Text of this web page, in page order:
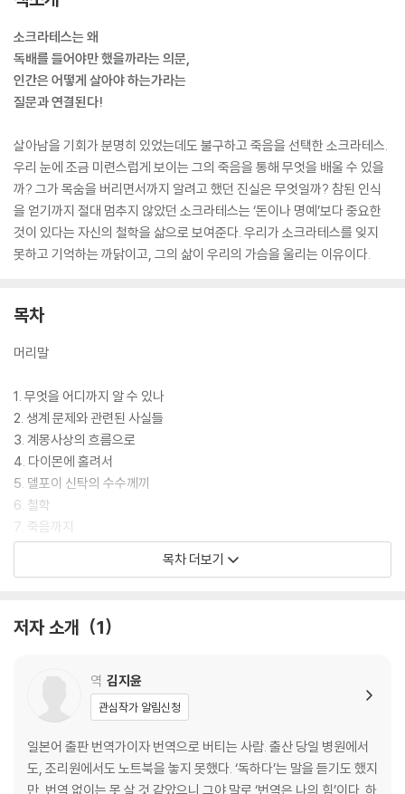
소크라테스는 왜
독배를 들어야만 했을까라는 의문,
인간은 어떻게 살아야 하는가라는
질문과 연결된다!
살아남을 기회가 분명히 있었는데도 불구하고 죽음을 선택한 소크라테스.
우리 눈에 조금 미련스럽게 보이는 그의 죽음을 통해 무엇을 배울 수 있을
까? 그가 목숨을 버리면서까지 알려고 했던 진실은 무엇일까? 참된 인식
을 얻기까지 절대 멈추지 않았던 소크라테스는 ‘돈이나 명예’보다 중요한
것이 있다는 자신의 철학을 삶으로 보여준다. 우리가 소크라테스를 잊지
못하고 기억하는 까닭이고, 그의 삶이 우리의 가슴을 울리는 이유이다.
목차
머리말
1. 무엇을 어디까지 알 수 있나
2. 생계 문제와 관련된 사실들
3. 계몽사상의 흐름으로
4. 다이몬에 홀려서
5. 델포이 신탁의 수수께끼
6. 철학
7. 죽음까지
목차 더보기
저자 소개 1
역 김지윤
관심작가 알림신청
일본어 출판 번역가이자 번역으로 버티는 사람. 출산 당일 병원에서
도, 조리원에서도 노트북을 놓지 못했다. ‘독하다’는 말을 듣기도 했지
만, 번역 없이는 못 살 것 같았으니 그야 말로 ‘번역은 나의 힘’이다. 하